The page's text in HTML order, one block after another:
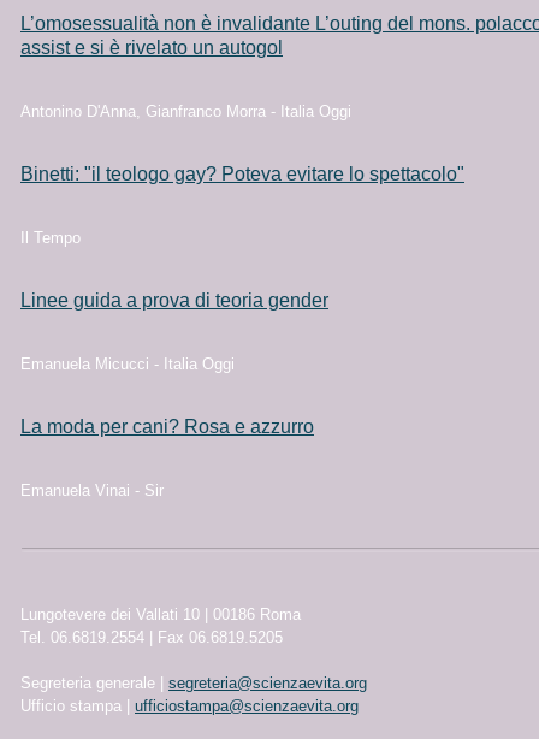
L’omosessualità non è invalidante L’outing del mons.
assist e si è rivelato un autogol
Antonino D'Anna, Gianfranco Morra - Italia Oggi
Binetti: "il teologo gay? Poteva evitare lo spettacolo"
Il Tempo
Linee guida a prova di teoria gender
Emanuela Micucci - Italia Oggi
La moda per cani? Rosa e azzurro
Emanuela Vinai - Sir
Lungotevere dei Vallati 10 | 00186 Roma
Tel. 06.6819.2554 | Fax 06.6819.5205
Segreteria generale |
segreteria@scienzaevita.org
Ufficio stampa |
ufficiostampa@scienzaevita.org